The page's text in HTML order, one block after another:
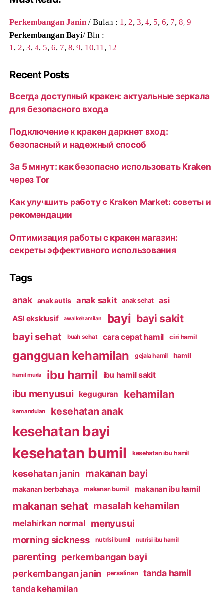
Perkembangan Janin / Bulan : 1 , 2,3,4, 5,6, 7,8,9
Perkembangan Bayi/ Bln :
1 , 2,3,4, 5,6, 7,8,9, 10,11 , 12
Recent Posts
Всегда доступный кракен: актуальные зеркала
для безопасного входа
Подключение к кракен даркнет вход:
безопасный и надежный способ
За 5 минут: как безопасно использовать Kraken
через Tor
Как улучшить работу с Kraken Market: советы и
рекомендации
Оптимизация работы с кракен магазин:
секреты эффективного использования
Tags
anak anak autis anak sakit anak sehat
asi
ASI eksklusif
awal kehamilan bayi bayi sakit
bayi sehat buah sehat cara cepat hamil ciri hamil
gangguan kehamilan gejala hamil hamil
hamil muda ibu hamil ibu hamil sakit
ibu menyusui keguguran kehamilan
kemandulan kesehatan anak
kesehatan bayi
kesehatan bumil kesehatan ibu hamil
kesehatan janin makanan bayi
makanan berbahaya makanan bumil makanan ibu hamil
makanan sehat masalah kehamilan
melahirkan normal menyusui
morning sickness nutrisi bumil nutrisi ibu hamil
parenting perkembangan bayi
perkembangan janin
persalinan tanda hamil
tanda kehamilan